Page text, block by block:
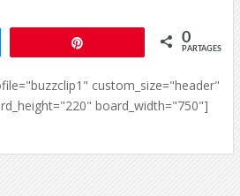
0
PARTAGES
custom_size="header"
board_width="750"]